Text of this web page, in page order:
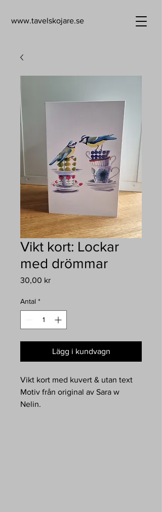
www.tavelskojare.se
Vikt kort: Lockar
med drömmar
30,00 krPris
Antal *
Lägg i kundvagn
Vikt kort med kuvert & utan text
Motiv från original av Sara w
Nelin.